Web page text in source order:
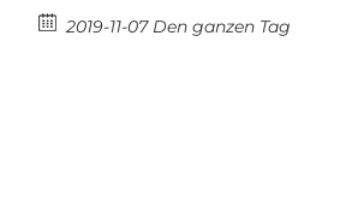
2019-11-07 Den ganzen Tag